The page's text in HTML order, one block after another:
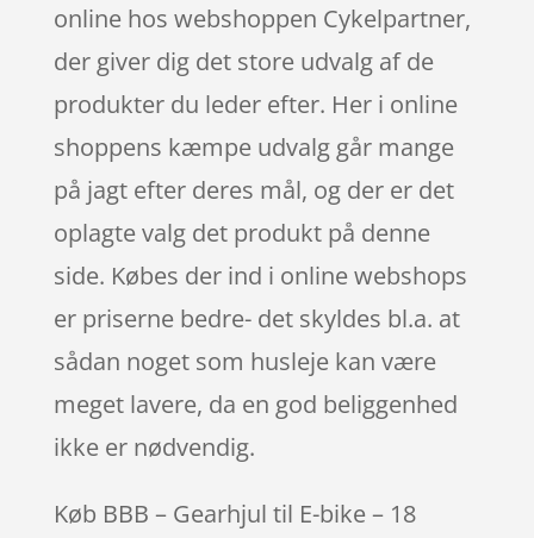
online hos webshoppen Cykelpartner,
der giver dig det store udvalg af de
produkter du leder efter. Her i online
shoppens kæmpe udvalg går mange
på jagt efter deres mål, og der er det
oplagte valg det produkt på denne
side. Købes der ind i online webshops
er priserne bedre- det skyldes bl.a. at
sådan noget som husleje kan være
meget lavere, da en god beliggenhed
ikke er nødvendig.
Køb BBB – Gearhjul til E-bike – 18